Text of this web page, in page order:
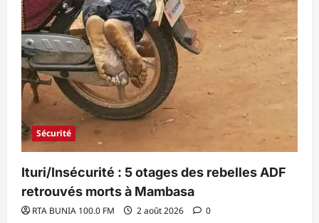
Sécurité
Ituri/Insécurité : 5 otages des rebelles ADF
retrouvés morts à Mambasa
RTA BUNIA 100.0 FM 2 août 2026 0